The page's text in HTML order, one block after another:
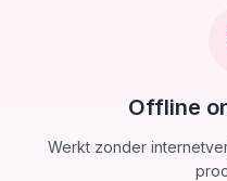
Offline
Werkt zonder